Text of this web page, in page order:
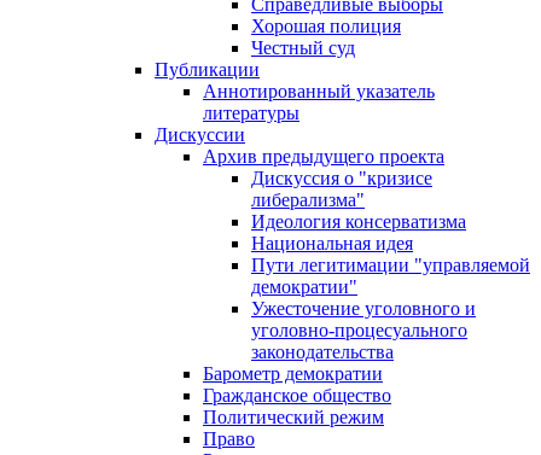
Справедливые выборы
Хорошая полиция
Честный суд
Публикации
Аннотированный указатель
литературы
Дискуссии
Архив предыдущего проекта
Дискуссия о "кризисе
либерализма"
Идеология консерватизма
Национальная идея
Пути легитимации "управляемой
демократии"
Ужесточение уголовного и
уголовно-процесуального
законодательства
Барометр демократии
Гражданское общество
Политический режим
Право